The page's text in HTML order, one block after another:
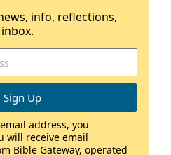
info, reflections,
address, you
will receive email
Bible Gateway, operated